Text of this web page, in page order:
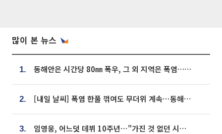
많이 본 뉴스
1. 동해안은 시간당 80㎜ 폭우, 그 외 지역은 폭염…‘극과 극 날씨’
2. [내일 날씨] 폭염 한풀 꺾여도 무더위 계속⋯동해안 이틀 연속 비
3. 임영웅, 어느덧 데뷔 10주년⋯"가진 것 없던 시절, 내 앞엔 20명의 팬뿐"